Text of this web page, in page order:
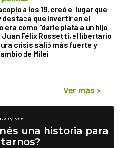
a los 19, creó el lugar que
destaca que invertir en el
era como "darle plata a un hijo
Juan Félix Rossetti, el libertario
crisis salió más fuerte y
de Milei
Ver más >
y vos
una historia para